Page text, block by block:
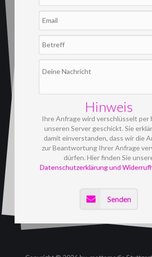
Hinweis
Ihre Anfrage wird verschlüsselt per
unseren Server geschickt. Sie
damit einverstanden, dass wir die
zur Beantwortung Ihrer Anfrage
dürfen. Hier finden Sie
Datenschutzerklärung und
Senden